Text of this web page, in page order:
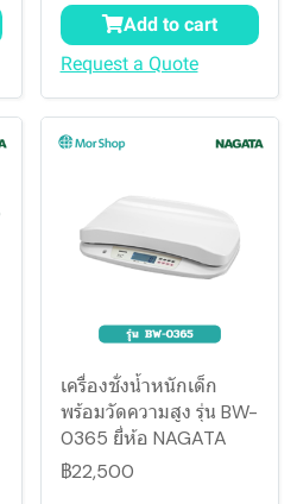
Add to cart
Request a Quote
เครื่องชั่งน้ำหนักเด็ก
พร้อมวัดความสูง รุ่น BW-
0365 ยี่ห้อ NAGATA
฿22,500